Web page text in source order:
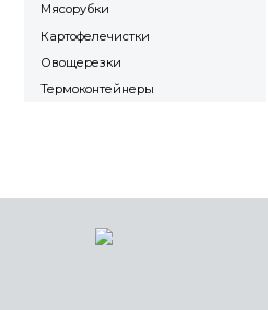
Мясорубки
Картофелечистки
Овощерезки
Термоконтейнеры